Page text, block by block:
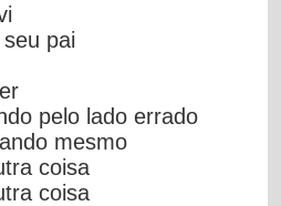
pai
pelo lado errado
mesmo
coisa
coisa